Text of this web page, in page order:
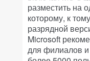
разместить на
которому, к
разрядной
Microsoft
для филиалов